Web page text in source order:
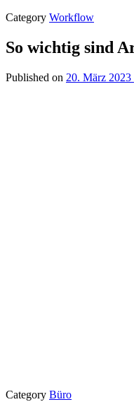
Category Workflow
So wichtig sind
Published on 20. März 2023
Category Büro